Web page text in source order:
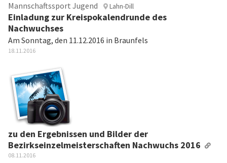
Mannschaftssport Jugend Lahn-Dill
Einladung zur Kreispokalendrunde des
Nachwuchses
Am Sonntag, den 11.12.2016 in Braunfels
18.11.2016
zu den Ergebnissen und Bilder der
Bezirkseinzelmeisterschaften Nachwuchs 2016
08.11.2016